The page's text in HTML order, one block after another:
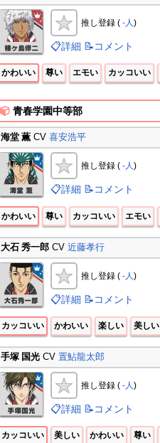
推し登録 ( -人 )
📋詳細 📝コメント
かわいい 尊い エモい カッコいい
青春学園中等部
海堂 薫CV 喜安浩平
推し登録 ( -人)
📋詳細 📝コメント
かわいい 尊い カッコいい エモい
大石 秀一郎CV 近藤孝行
推し登録 ( -人 )
📋詳細 📝コメント
カッコいい かわいい 楽しい 美しい
手塚 国光CV 置鮎龍太郎
推し登録 ( -人)
📋詳細 📝コメント
カッコいい 美しい かわいい 尊い